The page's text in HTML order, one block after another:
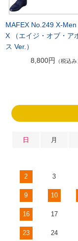
MAFEX No.249 X-Men
X （エイジ・オブ・ア
ス Ver.）
8,800円
（税込み
日 月
2 3
9 10
16 17
23 24